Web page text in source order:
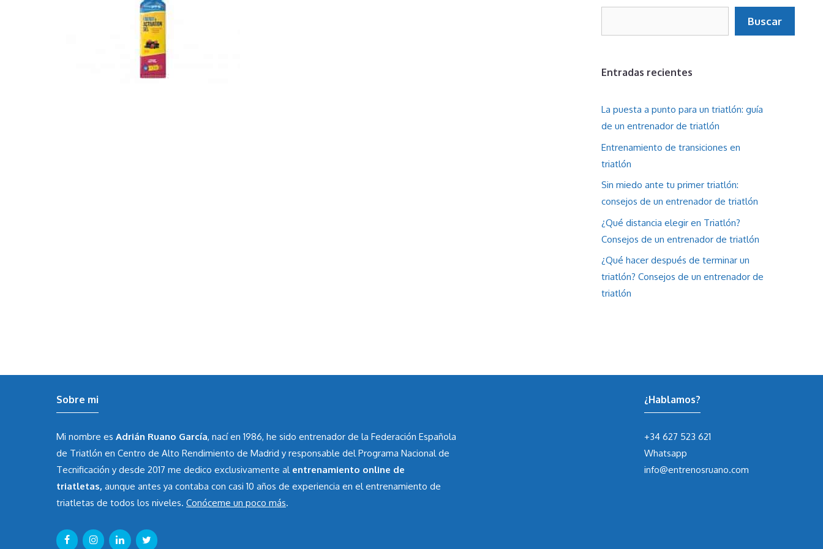
Buscar
Entradas recientes
La puesta a punto para un triatlón: guía
de un entrenador de triatlón
Entrenamiento de transiciones en
triatlón
Sin miedo ante tu primer triatlón:
consejos de un entrenador de triatlón
¿Qué distancia elegir en Triatlón?
Consejos de un entrenador de triatlón
¿Qué hacer después de terminar un
triatlón? Consejos de un entrenador de
triatlón
Sobre mi
Mi nombre es Adrián Ruano García, nací en 1986, he sido entrenador de la Federación Española
de Triatlón en Centro de Alto Rendimiento de Madrid y responsable del Programa Nacional de
Tecnificación y desde 2017 me dedico exclusivamente al entrenamiento online de
triatletas, aunque antes ya contaba con casi 10 años de experiencia en el entrenamiento de
triatletas de todos los niveles. Conóceme un poco más.
¿Hablamos?
+34 627 523 621
Whatsapp
info@entrenosruano.com